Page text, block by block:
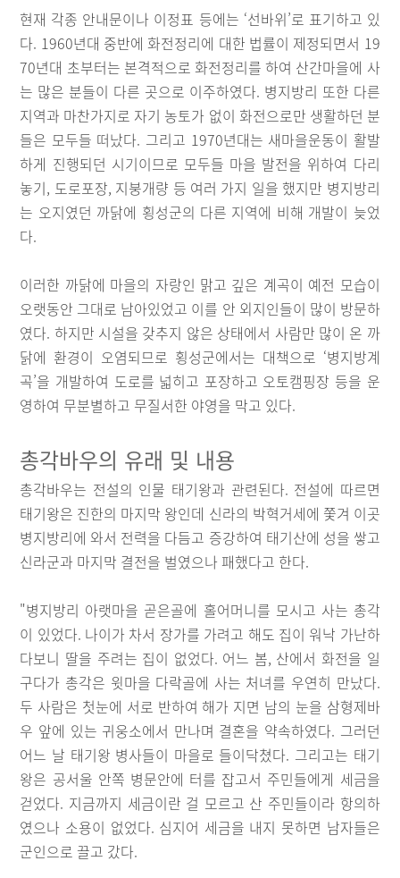
현재 각종 안내문이나 이정표 등에는 ‘선바위’로 표기하고 있
다. 1960년대 중반에 화전정리에 대한 법률이 제정되면서 19
70년대 초부터는 본격적으로 화전정리를 하여 산간마을에 사
는 많은 분들이 다른 곳으로 이주하였다. 병지방리 또한 다른
지역과 마찬가지로 자기 농토가 없이 화전으로만 생활하던 분
들은 모두들 떠났다. 그리고 1970년대는 새마을운동이 활발
하게 진행되던 시기이므로 모두들 마을 발전을 위하여 다리
놓기, 도로포장, 지붕개량 등 여러 가지 일을 했지만 병지방리
는 오지였던 까닭에 횡성군의 다른 지역에 비해 개발이 늦었
다.
이러한 까닭에 마을의 자랑인 맑고 깊은 계곡이 예전 모습이
오랫동안 그대로 남아있었고 이를 안 외지인들이 많이 방문하
였다. 하지만 시설을 갖추지 않은 상태에서 사람만 많이 온 까
닭에 환경이 오염되므로 횡성군에서는 대책으로 ‘병지방계
곡’을 개발하여 도로를 넓히고 포장하고 오토캠핑장 등을 운
영하여 무분별하고 무질서한 야영을 막고 있다.
총각바우의 유래 및 내용
총각바우는 전설의 인물 태기왕과 관련된다. 전설에 따르면
태기왕은 진한의 마지막 왕인데 신라의 박혁거세에 쫓겨 이곳
병지방리에 와서 전력을 다듬고 증강하여 태기산에 성을 쌓고
신라군과 마지막 결전을 벌였으나 패했다고 한다.
"병지방리 아랫마을 곧은골에 홀어머니를 모시고 사는 총각
이 있었다. 나이가 차서 장가를 가려고 해도 집이 워낙 가난하
다보니 딸을 주려는 집이 없었다. 어느 봄, 산에서 화전을 일
구다가 총각은 윗마을 다락골에 사는 처녀를 우연히 만났다.
두 사람은 첫눈에 서로 반하여 해가 지면 남의 눈을 삼형제바
우 앞에 있는 귀웅소에서 만나며 결혼을 약속하였다. 그러던
어느 날 태기왕 병사들이 마을로 들이닥쳤다. 그리고는 태기
왕은 공서울 안쪽 병문안에 터를 잡고서 주민들에게 세금을
걷었다. 지금까지 세금이란 걸 모르고 산 주민들이라 항의하
였으나 소용이 없었다. 심지어 세금을 내지 못하면 남자들은
군인으로 끌고 갔다.